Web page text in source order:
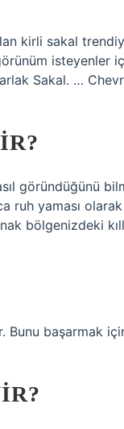
kirli sakal
isteyenler
Sakal. …
göründüğünü
ruh yaması olarak
bölgenizdeki
başarmak